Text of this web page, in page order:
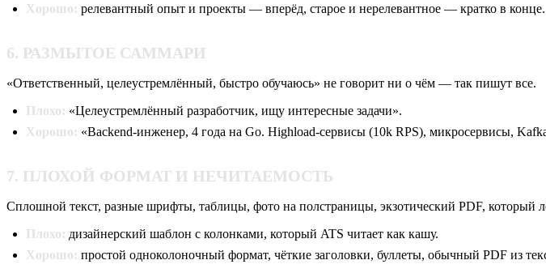
Хорошо: релевантный опыт и проекты — вперёд, старое и нерелевантное — кратко в конце.
6. РАЗМЫТОЕ САММАРИ
«Ответственный, целеустремлённый, быстро обучаюсь» не говорит ни о чём — так пишут все.
Плохо: «Целеустремлённый разработчик, ищу интересные задачи».
Хорошо: «Backend-инженер, 4 года на Go. Highload-сервисы (10k RPS), микросервисы,
7. ПЛОХОЙ ФОРМАТ И НЕЧИТАЕМОСТЬ
Сплошной текст, разные шрифты, таблицы, фото на полстраницы, экзотический PDF, который
Плохо: дизайнерский шаблон с колонками, который ATS читает как кашу.
Хорошо: простой одноколоночный формат, чёткие заголовки, буллеты, обычный PDF из